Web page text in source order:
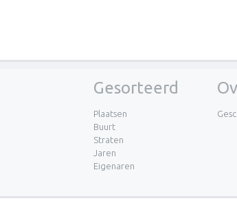
Gesorteerd
Plaatsen
Buurt
Straten
Jaren
Eigenaren